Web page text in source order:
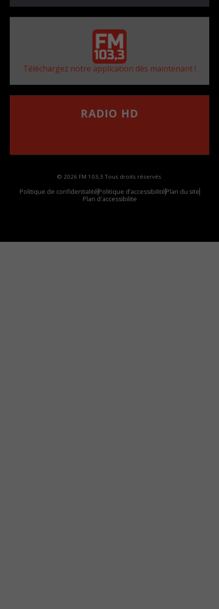
Téléchargez notre application dès maintenant !
RADIO HD
© 2026 FM 103,3 Tous droits réservés.
Politique de confidentialitéPolitique d’accessibilitéPlan du site
Plan d'accessibilite